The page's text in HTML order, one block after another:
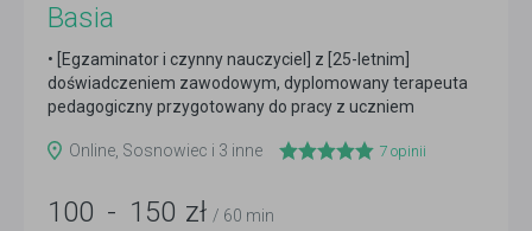
Basia
• [Egzaminator i czynny nauczyciel] z [25-letnim]
doświadczeniem zawodowym, dyplomowany terapeuta
pedagogiczny przygotowany do pracy z uczniem
Online, Sosnowiec i 3 inne
7 opinii
100 - 150 zł / 60 min